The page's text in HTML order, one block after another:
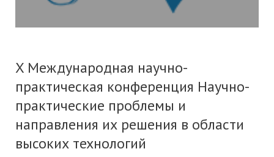
X Международная научно-
практическая конференция Научно-
практические проблемы и
направления их решения в области
высоких технологий